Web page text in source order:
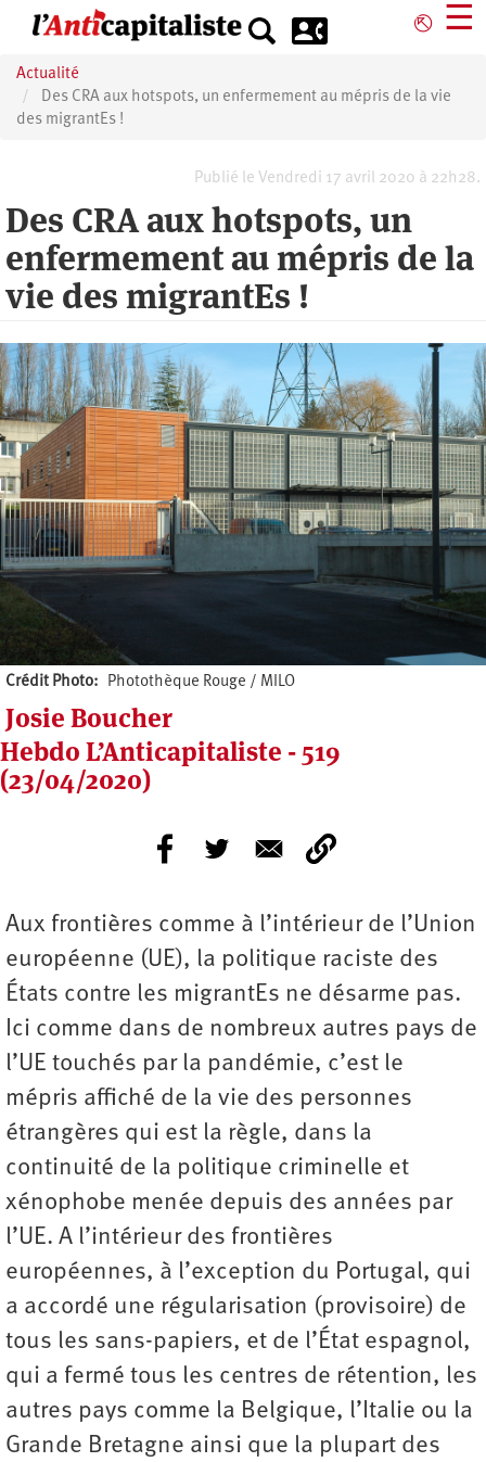
principal
⎋ ☰
Actualité
Des CRA aux hotspots, un enfermement au mépris de la vie
des migrantEs !
Publié le Vendredi 17 avril 2020 à 22h28.
Des CRA aux hotspots, un
enfermement au mépris de la
vie des migrantEs !
Crédit Photo Photothèque Rouge / MILO
Josie Boucher
Hebdo L’Anticapitaliste - 519
(23/04/2020)
Aux frontières comme à l’intérieur de l’Union
européenne (UE), la politique raciste des
États contre les migrantEs ne désarme pas.
Ici comme dans de nombreux autres pays de
l’UE touchés par la pandémie, c’est le
mépris affiché de la vie des personnes
étrangères qui est la règle, dans la
continuité de la politique criminelle et
xénophobe menée depuis des années par
l’UE. A l’intérieur des frontières
européennes, à l’exception du Portugal, qui
a accordé une régularisation (provisoire) de
tous les sans-papiers, et de l’État espagnol,
qui a fermé tous les centres de rétention, les
autres pays comme la Belgique, l’Italie ou la
Grande Bretagne ainsi que la plupart des